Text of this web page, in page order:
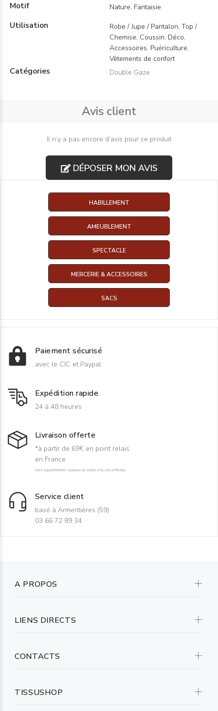
Motif Nature, Fantaisie
Utilisation
Robe / Jupe / Pantalon, Top /
Chemise, Coussin, Déco,
Accessoires, Puériculture,
Vêtements de confort
Catégories Double Gaze
Avis client
Il n’y a pas encore d’avis pour ce produit
DÉPOSER MON AVIS
HABILLEMENT
AMEUBLEMENT
SPECTACLE
MERCERIE & ACCESSOIRES
SACS
Paiement sécurisé
avec le CIC et Paypal
Expédition rapide
24 à 48 heures
Livraison offerte
*à partir de 69€ en point relais
en France
hors suppléments rouleaux et zones d'accès difficiles
Service client
basé à Armentières (59)
03 66 72 89 34
A PROPOS
LIENS DIRECTS
CONTACTS
TISSUSHOP